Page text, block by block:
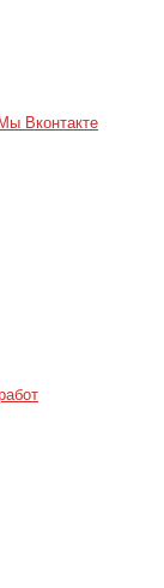
Мы Вконтакте